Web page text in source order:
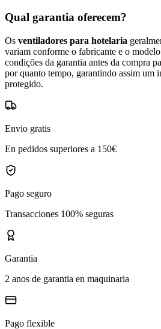
Qual garantia oferecem?
Os ventiladores para hotelaria
variam conforme o fabricante e o
condições da garantia antes da compra
por quanto tempo, garantindo assim um
protegido.
Envio gratis
En pedidos superiores a 150€
Pago seguro
Transacciones 100% seguras
Garantia
2 anos de garantia en maquinaria
Pago flexible